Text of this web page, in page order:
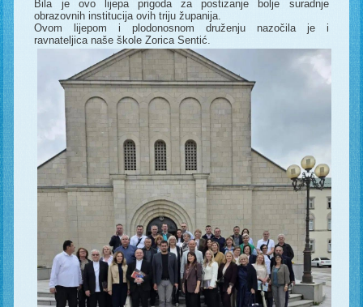
Bila je ovo lijepa prigoda za postizanje bolje suradnje
obrazovnih institucija ovih triju županija.
Ovom lijepom i plodonosnom druženju nazočila je i
ravnateljica naše škole Zorica Sentić.